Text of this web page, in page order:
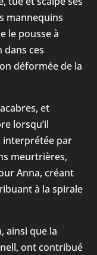
mannequins
le pousse à
ces
déformée de la
et
lorsqu’il
interprétée par
meurtrières,
Anna, créant
à la spirale
ainsi que la
ont contribué